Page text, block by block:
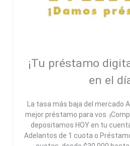
¡Tu préstamo
en el
La tasa más baja del mercado
mejor préstamo para vos.
depositamos HOY en tu
Adelantos de 1 cuota o